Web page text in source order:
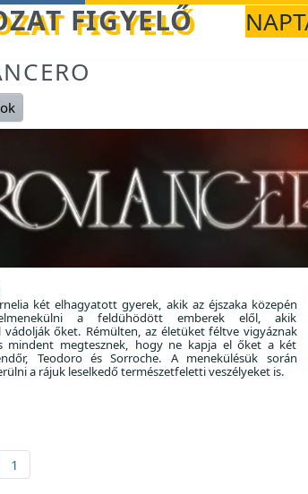
FIGYELŐ
két elhagyatott gyerek, akik az éjszaka közepén
a feldühödött emberek elől, akik
vádolják őket. Rémülten, az életüket féltve vigyáznak
mindent megtesznek, hogy ne kapja el őket a két
Teodoro és Sorroche. A menekülésük során
a rájuk leselkedő természetfeletti veszélyeket is.
1